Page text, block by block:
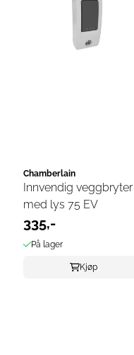
Chamberlain
Innvendig veggbryter
med lys 75 EV
335,-
På lager
Kjøp